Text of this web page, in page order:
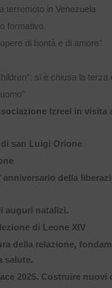
terremoto in Venezuela
formativo.
di bontà e di amore”
si è chiusa la terza
Izreel in visita
san Luigi Orione
anniversario della
auguri natalizi.
di Leone XIV
della relazione,
salute.
2025. Costruire nuovi